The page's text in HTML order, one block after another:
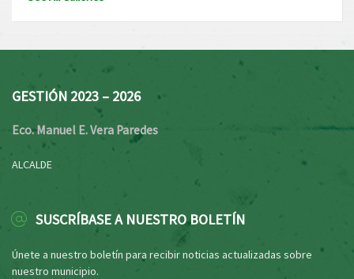
GESTIÓN 2023 – 2026
Eco. Manuel E. Vera Paredes
ALCALDE
SUSCRÍBASE A NUESTRO BOLETÍN
Únete a nuestro boletín para recibir noticias actualizadas sobre
nuestro municipio.